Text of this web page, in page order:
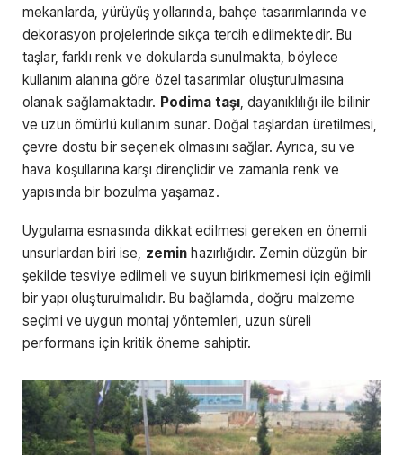
mekanlarda, yürüyüş yollarında, bahçe tasarımlarında ve
dekorasyon projelerinde sıkça tercih edilmektedir. Bu
taşlar, farklı renk ve dokularda sunulmakta, böylece
kullanım alanına göre özel tasarımlar oluşturulmasına
olanak sağlamaktadır. Podima taşı, dayanıklılığı ile bilinir
ve uzun ömürlü kullanım sunar. Doğal taşlardan üretilmesi,
çevre dostu bir seçenek olmasını sağlar. Ayrıca, su ve
hava koşullarına karşı dirençlidir ve zamanla renk ve
yapısında bir bozulma yaşamaz.
Uygulama esnasında dikkat edilmesi gereken en önemli
unsurlardan biri ise, zemin hazırlığıdır. Zemin düzgün bir
şekilde tesviye edilmeli ve suyun birikmemesi için eğimli
bir yapı oluşturulmalıdır. Bu bağlamda, doğru malzeme
seçimi ve uygun montaj yöntemleri, uzun süreli
performans için kritik öneme sahiptir.